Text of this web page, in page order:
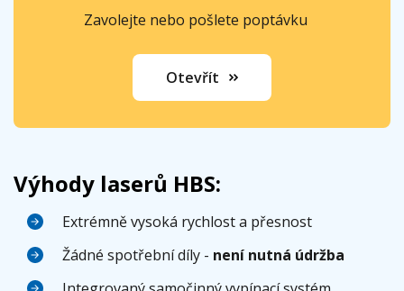
Zavolejte nebo pošlete poptávku
Otevřít
Výhody laserů HBS:
Extrémně vysoká rychlost a přesnost
Žádné spotřební díly - není nutná údržba